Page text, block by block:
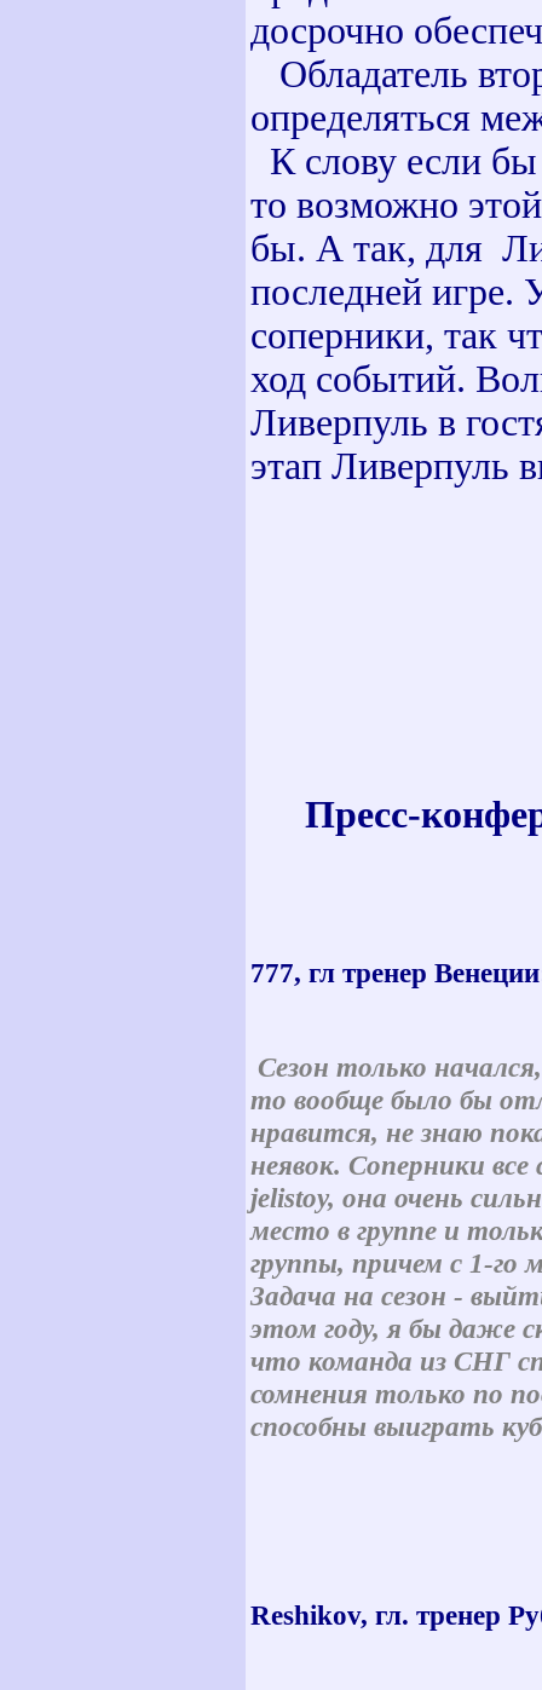
досрочно
Обладатель
определяться
К слову если
то возможно
бы. А так, для
последней игре.
соперники, так
ход событий.
Ливерпуль в
этап Ливерпуль
Пресс-
777, гл тренер
Сезон только
то вообще было бы
нравится, не знаю
неявок. Соперники
jelistoy, она очень
место в группе и
группы, причем с 1-го
Задача на сезон -
этом году, я бы даже
что команда из СНГ
сомнения только по
способны выиграть
Reshikov, гл. тренер